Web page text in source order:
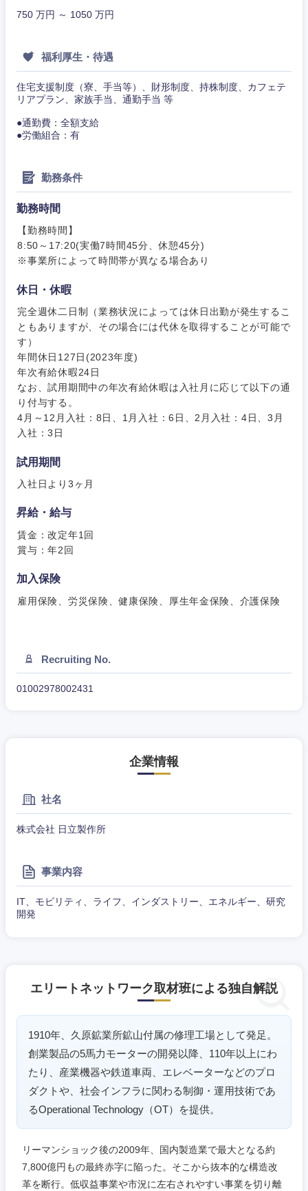
750 万円 ～ 1050 万円
福利厚生・待遇
住宅支援制度（寮、手当等）、財形制度、持株制度、カフェテ
リアプラン、家族手当、通勤手当 等
●通勤費：全額支給
●労働組合：有
勤務条件
勤務時間
【勤務時間】
8:50～17:20(実働7時間45分、休憩45分)
※事業所によって時間帯が異なる場合あり
休日・休暇
完全週休二日制（業務状況によっては休日出勤が発生するこ
ともありますが、その場合には代休を取得することが可能で
す）
年間休日127日(2023年度)
年次有給休暇24日
なお、試用期間中の年次有給休暇は入社月に応じて以下の通
り付与する。
4月～12月入社：8日、1月入社：6日、2月入社：4日、3月
入社：3日
試用期間
入社日より3ヶ月
昇給・給与
賃金：改定年1回
賞与：年2回
加入保険
雇用保険、労災保険、健康保険、厚生年金保険、介護保険
Recruiting No.
01002978002431
企業情報
社名
株式会社 日立製作所
事業内容
IT、モビリティ、ライフ、インダストリー、エネルギー、研究
開発
エリートネットワーク取材班による独自解説
1910年、久原鉱業所鉱山付属の修理工場として発足。
創業製品の5馬力モーターの開発以降、110年以上にわ
たり、産業機器や鉄道車両、エレベーターなどのプロ
ダクトや、社会インフラに関わる制御・運用技術であ
るOperational Technology（OT）を提供。
リーマンショック後の2009年、国内製造業で最大となる約
7,800億円もの最終赤字に陥った。そこから抜本的な構造改
革を断行。低収益事業や市況に左右されやすい事業を切り離
近畿地方
滋賀県
大阪府 兵庫県
奈良県 和歌山県
中国・四国地方
山口県 徳島県
香川県 愛媛県
高知県